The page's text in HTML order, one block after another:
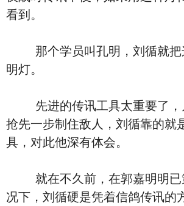
看到。
那个学员叫孔明，刘循就把
明灯。
先进的传讯工具太重要了，
抢先一步制住敌人，刘循靠的就
具，对此他深有体会。
就在不久前，在郭嘉明明已
况下，刘循硬是凭着信鸽传讯的